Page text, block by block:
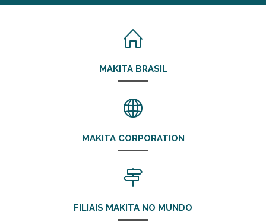
MAKITA BRASIL
MAKITA CORPORATION
FILIAIS MAKITA NO MUNDO